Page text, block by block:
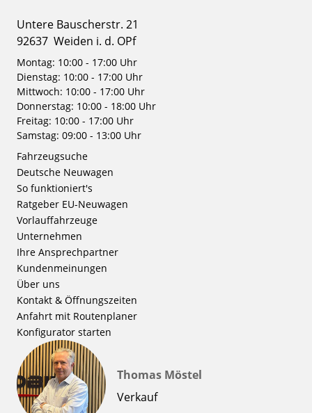
Untere Bauscherstr. 21
92637 Weiden i. d. OPf
Montag: 10:00 - 17:00 Uhr
Dienstag: 10:00 - 17:00 Uhr
Mittwoch: 10:00 - 17:00 Uhr
Donnerstag: 10:00 - 18:00 Uhr
Freitag: 10:00 - 17:00 Uhr
Samstag: 09:00 - 13:00 Uhr
Fahrzeugsuche
Deutsche Neuwagen
So funktioniert's
Ratgeber EU-Neuwagen
Vorlauffahrzeuge
Unternehmen
Ihre Ansprechpartner
Kundenmeinungen
Über uns
Kontakt & Öffnungszeiten
Anfahrt mit Routenplaner
Konfigurator starten
Thomas Möstel
Verkauf